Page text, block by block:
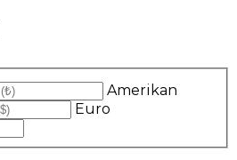
Amerikan
Euro